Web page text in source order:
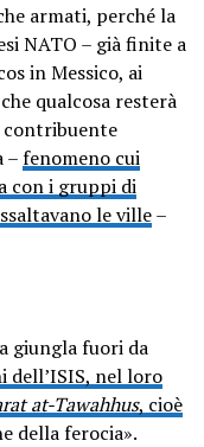
armati, perché la
NATO – già finite a
in Messico, ai
qualcosa resterà
–fenomeno cui
con i gruppi di
le ville–
giungla fuori da
dell’ISIS, nel loro
at-Tawahhus, cioè
della ferocia».